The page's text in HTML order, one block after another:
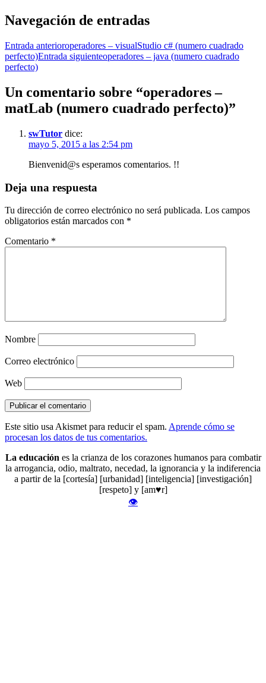
Navegación de entradas
Entrada anterioroperadores – visualStudio c# (numero cuadrado
perfecto)Entrada siguienteoperadores – java (numero cuadrado
perfecto)
Un comentario sobre “operadores –
matLab (numero cuadrado perfecto)”
swTutor dice:
mayo 5, 2015 a las 2:54 pm
Bienvenid@s esperamos comentarios. !!
Deja una respuesta
Tu dirección de correo electrónico no será publicada. Los campos
obligatorios están marcados con *
Comentario *
Nombre
Correo electrónico
Web
Este sitio usa Akismet para reducir el spam. Aprende cómo se
procesan los datos de tus comentarios.
La educación es la crianza de los corazones humanos para combatir
la arrogancia, odio, maltrato, necedad, la ignorancia y la indiferencia
a partir de la [cortesía] [urbanidad] [inteligencia] [investigación]
[respeto] y [am♥r]
👁